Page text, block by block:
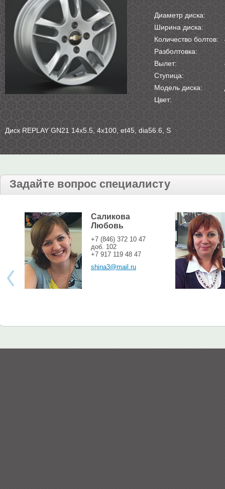
Диаметр диска:
Ширина диска:
Количество болтов:
Разболтовка:
Вылет:
Ступица:
Модель диска:
Цвет:
Диск REPLAY GN21 14х5.5, 4х100, et45, dia56.6, S
Задайте вопрос специалисту
Саликова
Любовь
+7 (846) 372 10 47
доб. 102
+7 917 119 48 47
shina3@mail.ru